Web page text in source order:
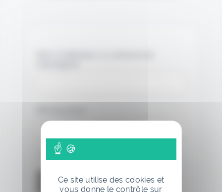
Se souvenir de moi
Ce site utilise des cookies et
vous donne le contrôle sur